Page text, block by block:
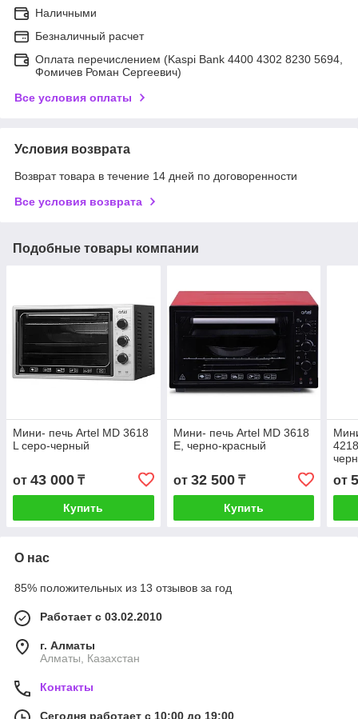
Наличными
Безналичный расчет
Оплата перечислением (Kaspi Bank 4400 4302 8230 5694,
Фомичев Роман Сергеевич)
Все условия оплаты
Условия возврата
Возврат товара в течение 14 дней по договоренности
Все условия возврата
Подобные товары компании
Мини- печь Artel MD 3618
L серо-черный
от 43 000 ₸
Купить
Мини- печь Artel MD 3618
E, черно-красный
от 32 500₸
Купить
от
О нас
85% положительных из 13 отзывов за год
Работает с 03.02.2010
г. Алматы
Алматы, Казахстан
Контакты
Сегодня работает с 10:00 до 19:00